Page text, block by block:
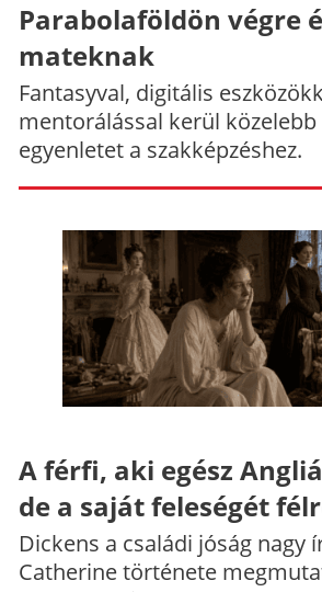
Parabolaföldön végre
mateknak
Fantasyval, digitális
mentorálással kerül
egyenletet a szakképzéshez.
A férfi, aki egész
de a saját feleségét
Dickens a családi jóság nagy
Catherine története